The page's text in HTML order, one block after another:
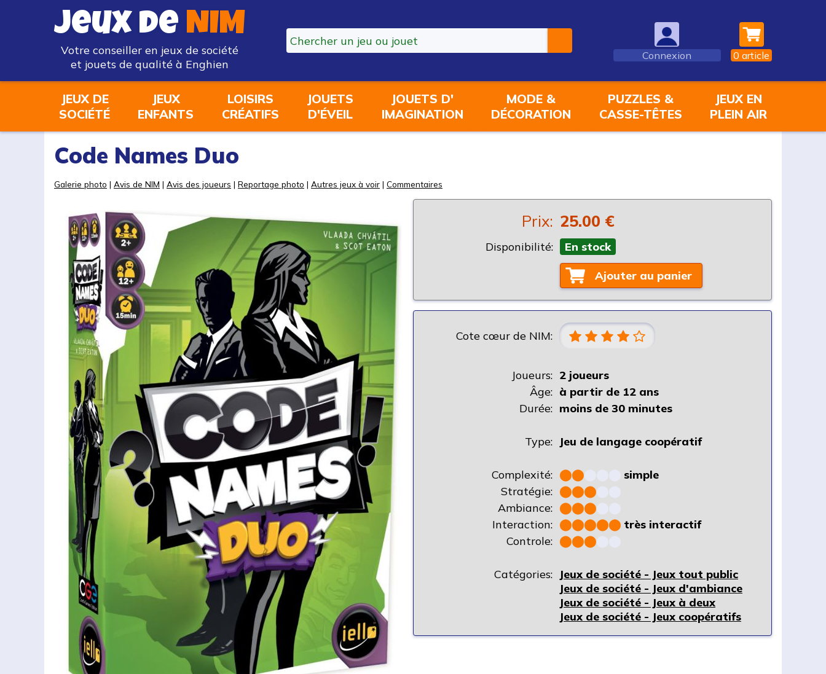
Jeux de NIM
Votre conseiller en jeux de société
et jouets de qualité à Enghien
Connexion 0 article
JEUX DE
SOCIÉTÉ
JEUX
ENFANTS
LOISIRS
CRÉATIFS
JOUETS
D'ÉVEIL
JOUETS D'
IMAGINATION
MODE &
DÉCORATION
PUZZLES &
CASSE-TÊTES
JEUX EN
PLEIN AIR
Code Names Duo
Galerie photo | Avis de NIM | Avis des joueurs | Reportage photo | Autres jeux à voir | Commentaires
Prix: 25.00 €
Disponibilité: En stock
Ajouter au panier
Cote cœur de NIM:
Joueurs: 2 joueurs
Âge: à partir de 12 ans
Durée: moins de 30 minutes
Type: Jeu de langage coopératif
Complexité: ⬤⬤
simple
Stratégie: ⬤⬤⬤
Ambiance: ⬤⬤⬤
Interaction: ⬤⬤⬤⬤⬤ très interactif
Controle: ⬤⬤⬤
Catégories:
Jeux de société - Jeux tout public
Jeux de société - Jeux d'ambiance
Jeux de société - Jeux à deux
Jeux de société - Jeux coopératifs